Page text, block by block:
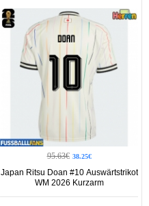
95.63€ 38.25€
Japan Ritsu Doan #10 Auswärtstrikot
WM 2026 Kurzarm